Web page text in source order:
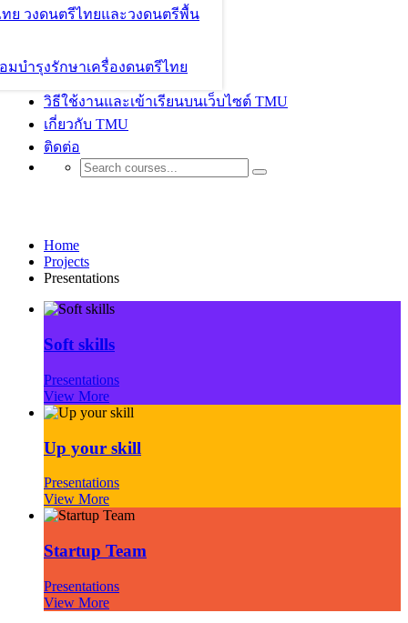
ทย วงดนตรีไทยและวงดนตรีพื้น
มบำรุงรักษาเครื่องดนตรีไทย
วิธีใช้งานและเข้าเรียนบนเว็บไซต์ TMU
เกี่ยวกับ TMU
ติดต่อ
Home
Projects
Presentations
Soft skills
Presentations
View More
Up your skill
Presentations
View More
Startup Team
Presentations
View More